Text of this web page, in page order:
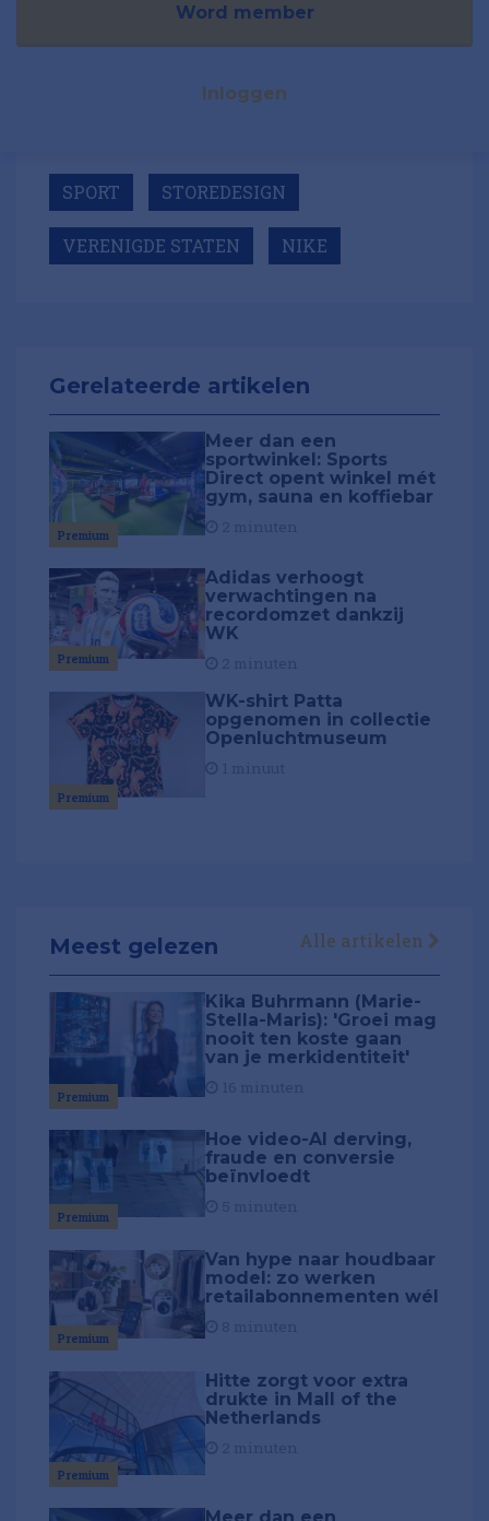
Word member
Inloggen
SPORT STOREDESIGN
VERENIGDE STATEN NIKE
Gerelateerde artikelen
Premium
Meer dan een
sportwinkel: Sports
Direct opent winkel mét
gym, sauna en koffiebar
Premium
Adidas verhoogt
verwachtingen na
recordomzet dankzij
WK
Premium
WK-shirt Patta
opgenomen in collectie
Openluchtmuseum
Meest gelezen Alle artikelen
Premium
Kika Buhrmann (Marie-
Stella-Maris): 'Groei mag
nooit ten koste gaan
van je merkidentiteit'
Premium
Hoe video-AI derving,
fraude en conversie
beïnvloedt
Premium
Van hype naar houdbaar
model: zo werken
retailabonnementen wél
Premium
Hitte zorgt voor extra
drukte in Mall of the
Netherlands